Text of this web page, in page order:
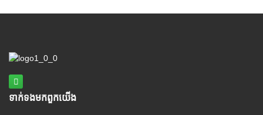
ទំនើបទាន់សម័យនេះ
ទាក់ទង​មក​ពួក​យើង